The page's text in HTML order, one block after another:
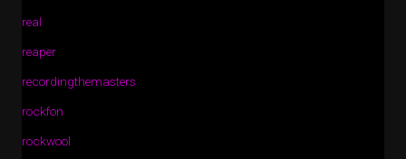
real
reaper
recordingthemasters
rockfon
rockwool